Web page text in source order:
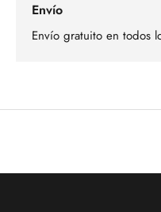
Envío
Envío gratuito en todos
un